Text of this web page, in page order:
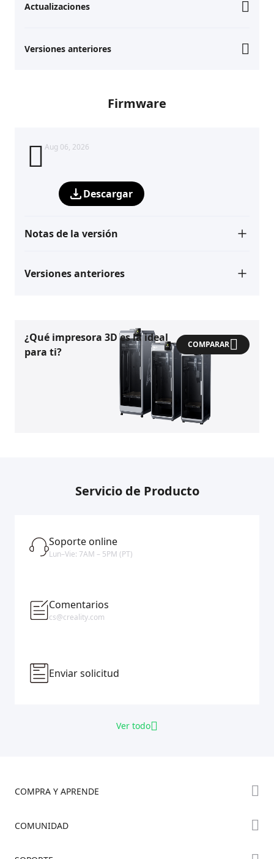
Actualizaciones
Versiones anteriores
Firmware
Aug 06, 2026
Descargar
Notas de la versión
Versiones anteriores
¿Qué impresora 3D es la ideal
para ti?
COMPARAR
Servicio de Producto
Soporte online
Lun–Vie: 7AM – 5PM (PT)
Comentarios
cs@creality.com
Enviar solicitud
Ver todo
COMPRA Y APRENDE
COMUNIDAD